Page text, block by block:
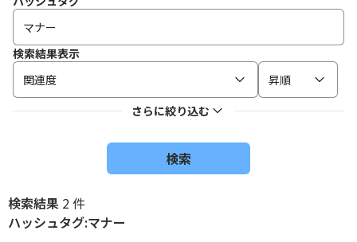
検索結果表示
関連度
昇順
さらに絞り込む
検索
検索結果 2 件
ハッシュタグ:マナー